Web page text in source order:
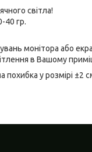
світла!
40 гр.
монітора або
в Вашому
у розмірі ±2